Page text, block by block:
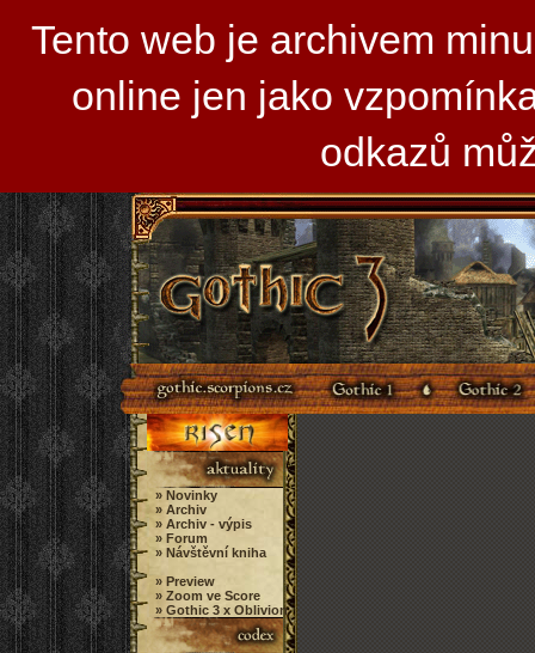
Tento web je archivem
online jen jako
odkazů
» Novinky
» Archiv
» Archiv - výpis
» Forum
» Návštěvní kniha
» Preview
» Zoom ve Score
» Gothic 3 x Oblivion